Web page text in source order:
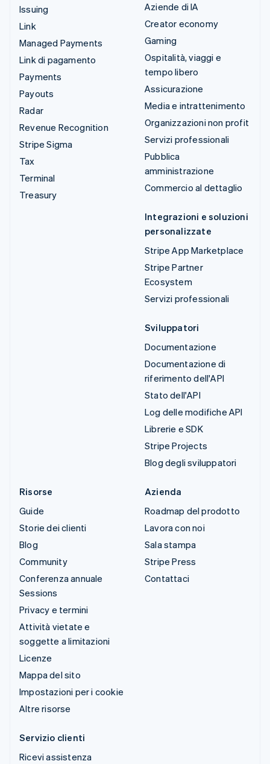
Issuing
Link
Managed Payments
Link di pagamento
Payments
Payouts
Radar
Revenue Recognition
Stripe Sigma
Tax
Terminal
Treasury
Aziende di IA
Creator economy
Gaming
Ospitalità, viaggi e
tempo libero
Assicurazione
Media e intrattenimento
Organizzazioni non profit
Servizi professionali
Pubblica
amministrazione
Commercio al dettaglio
Integrazioni e soluzioni
personalizzate
Stripe App Marketplace
Stripe Partner
Ecosystem
Servizi professionali
Sviluppatori
Documentazione
Documentazione di
riferimento dell'API
Stato dell'API
Log delle modifiche API
Librerie e SDK
Stripe Projects
Blog degli sviluppatori
Risorse
Guide
Storie dei clienti
Blog
Community
Conferenza annuale
Sessions
Privacy e termini
Attività vietate e
soggette a limitazioni
Licenze
Mappa del sito
Impostazioni per i cookie
Altre risorse
Azienda
Roadmap del prodotto
Lavora con noi
Sala stampa
Stripe Press
Contattaci
Servizio clienti
Ricevi assistenza